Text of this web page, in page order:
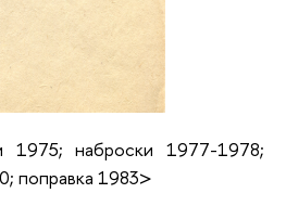
1975; наброски 1977-1978;
поправка 1983>